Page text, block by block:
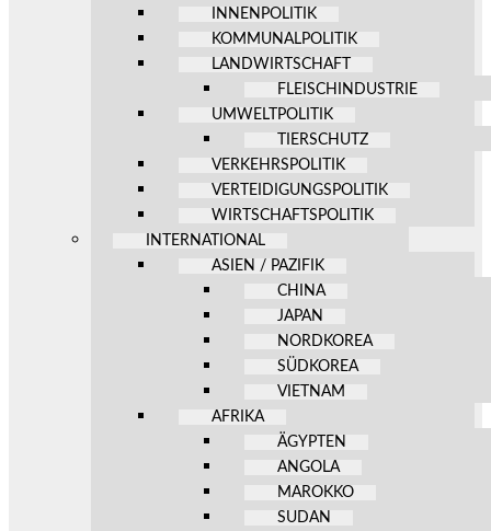
INNENPOLITIK
KOMMUNALPOLITIK
LANDWIRTSCHAFT
FLEISCHINDUSTRIE
UMWELTPOLITIK
TIERSCHUTZ
VERKEHRSPOLITIK
VERTEIDIGUNGSPOLITIK
WIRTSCHAFTSPOLITIK
INTERNATIONAL
ASIEN / PAZIFIK
CHINA
JAPAN
NORDKOREA
SÜDKOREA
VIETNAM
AFRIKA
ÄGYPTEN
ANGOLA
MAROKKO
SUDAN